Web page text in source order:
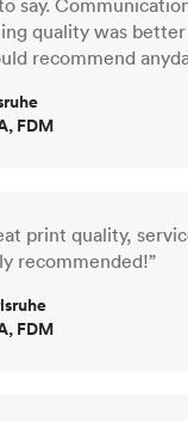
quality was
recommend
FDM
print quality,
recommended!”
FDM